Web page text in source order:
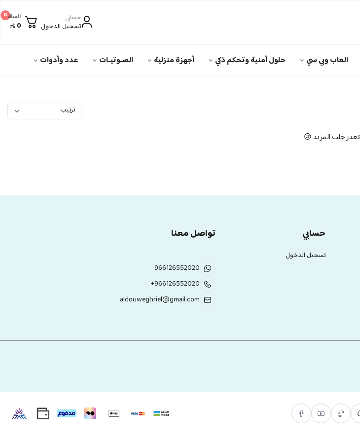
حسابي
تسجيل الدخول
0السلة
0
العاب وبي سي حلول أمنية وتحكم ذكي أجهزة منزلية الصـوتيـات عدد وأدوات
تعذر جلب المزيد 😢
حسابي
تسجيل الدخول
تواصل معنا
966126552020
+966126552020
aldouweghriel@gmail.com